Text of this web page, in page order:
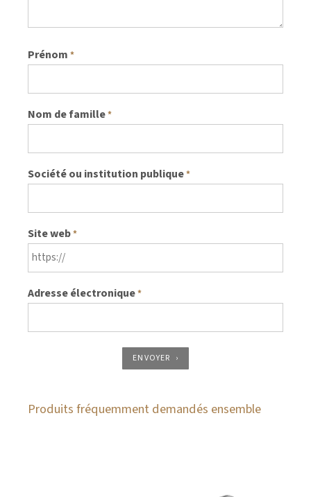
Prénom *
Nom de famille*
Société ou institution publique*
Site web*
Adresse électronique*
ENVOYER
Produits fréquemment demandés ensemble